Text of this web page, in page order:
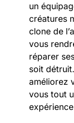
un
créatures
clone de
vous
réparer
soit
améliorez
vous tout